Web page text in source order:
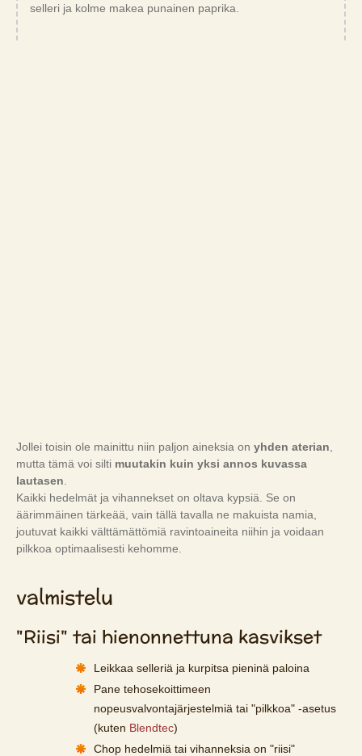
selleri ja kolme makea punainen paprika.
Jollei toisin ole mainittu niin paljon aineksia on yhden aterian
mutta tämä voi silti muutakin kuin yksi annos kuvassa
lautasen
Kaikki hedelmät ja vihannekset on oltava kypsiä. Se on
äärimmäinen tärkeää, vain tällä tavalla ne makuista namia,
joutuvat kaikki välttämättömiä ravintoaineita niihin ja voidaan
pilkkoa optimaalisesti kehomme.
valmistelu
"Riisi" tai hienonnettuna kasvikset
Leikkaa selleriä ja kurpitsa pieninä paloina
Pane tehosekoittimeen
nopeusvalvontajärjestelmiä tai "pilkkoa" -asetus
(kuten Blendtec)
Chop hedelmiä tai vihanneksia on "riisi"